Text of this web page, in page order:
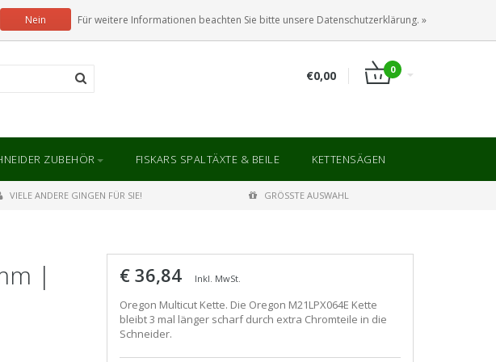
ANMELDEN KUNDENKONTO ANLEGEN
€0,00 0
ZUBEHÖR FISKARS SPALTÄXTE & BEILE KETTENSÄGEN
VIELE ANDERE GINGEN FÜR SIE! GRÖSSTE AUSWAHL
| € 36,84 Inkl. MwSt.
Oregon Multicut Kette. Die Oregon M21LPX064E Kette
bleibt 3 mal länger scharf durch extra Chromteile in die
Schneider.
Nein Für weitere Informationen beachten Sie bitte unsere Datenschutzerklärung. »